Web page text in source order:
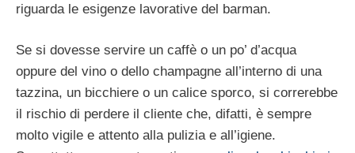
riguarda le esigenze lavorative del barman.
Se si dovesse servire un caffè o un po’ d’acqua
oppure del vino o dello champagne all’interno di una
tazzina, un bicchiere o un calice sporco, si correrebbe
il rischio di perdere il cliente che, difatti, è sempre
molto vigile e attento alla pulizia e all’igiene.